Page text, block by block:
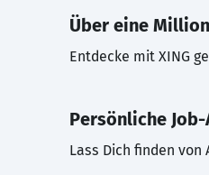
Über eine
Entdecke mit XING
Persönliche
Lass Dich finden von